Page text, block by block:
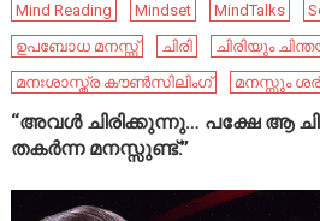
Mind Reading Mindset MindTalks
ഉപബോധ മനസ്സ്
ചിരി ചിരിയും
മനഃശാസ്ത്ര കൗൺസിലിംഗ്
മനസ്സും
“അവൾ ചിരിക്കുന്നു… പക്ഷേ ആ
തകർന്ന മനസ്സുണ്ട്.”